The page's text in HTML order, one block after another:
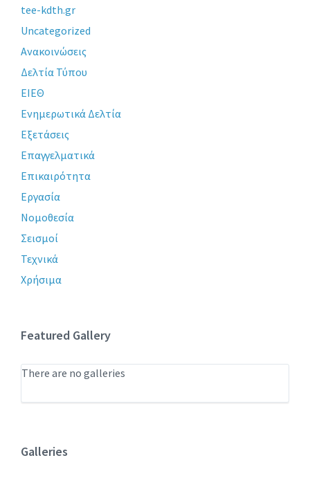
tee-kdth.gr
Uncategorized
Ανακοινώσεις
Δελτία Τύπου
ΕΙΕΘ
Ενημερωτικά Δελτία
Εξετάσεις
Επαγγελματικά
Επικαιρότητα
Εργασία
Νομοθεσία
Σεισμοί
Τεχνικά
Χρήσιμα
Featured Gallery
There are no galleries
Galleries